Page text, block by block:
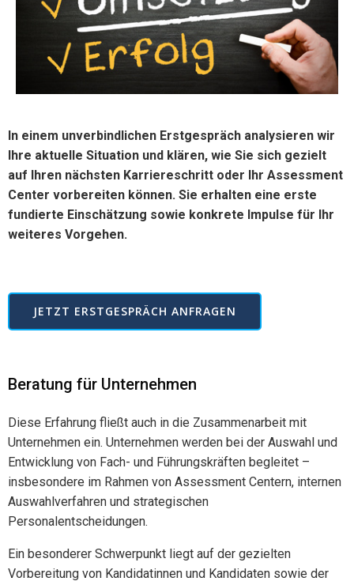
In einem unverbindlichen Erstgespräch analysieren wir
Ihre aktuelle Situation und klären, wie Sie sich gezielt
auf Ihren nächsten Karriereschritt oder Ihr Assessment
Center vorbereiten können. Sie erhalten eine erste
fundierte Einschätzung sowie konkrete Impulse für Ihr
weiteres Vorgehen.
JETZT ERSTGESPRÄCH ANFRAGEN
Beratung für Unternehmen
Diese Erfahrung fließt auch in die Zusammenarbeit mit
Unternehmen ein. Unternehmen werden bei der Auswahl und
Entwicklung von Fach- und Führungskräften begleitet –
insbesondere im Rahmen von Assessment Centern, internen
Auswahlverfahren und strategischen
Personalentscheidungen.
Ein besonderer Schwerpunkt liegt auf der gezielten
Vorbereitung von Kandidatinnen und Kandidaten sowie der